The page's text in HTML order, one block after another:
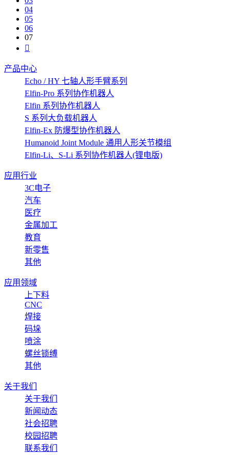
04
05
06
07
产品中心
Echo / HY 七轴人形手臂系列
Elfin-Pro 系列协作机器人
Elfin 系列协作机器人
S 系列大负载机器人
Elfin-Ex 防爆型协作机器人
Humanoid Joint Module 通用人形关节模组
Elfin-Li、S-Li 系列协作机器人(锂电版)
应用行业
3C电子
汽车
医疗
金属加工
教育
新零售
其他
应用领域
上下料
CNC
焊接
码垛
喷涂
螺丝锁缚
其他
关于我们
关于我们
新闻动态
社会招聘
校园招聘
联系我们